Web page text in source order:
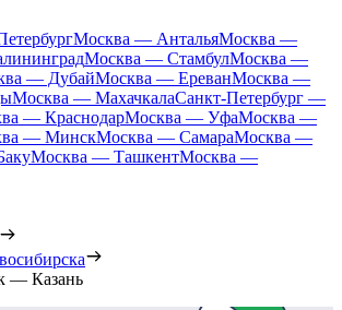
Москва — АнтальяМосква —
Москва — СтамбулМосква —
— ДубайМосква — ЕреванМосква —
Москва — МахачкалаСанкт-Петербург —
— КраснодарМосква — УфаМосква —
— МинскМосква — СамараМосква —
Москва — ТашкентМосква —
— Казань